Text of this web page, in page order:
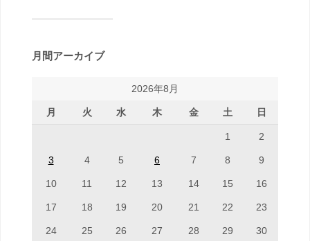
月間アーカイブ
2026年8月
月 火 水 木 金 土 日
1 2
3 4 5 6 7 8 9
10 11 12 13 14 15 16
17 18 19 20 21 22 23
24 25 26 27 28 29 30